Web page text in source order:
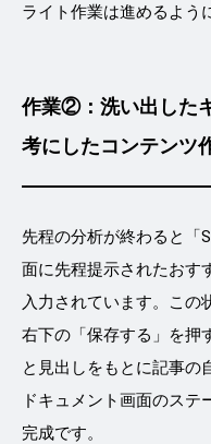
ライト作業は進めるよう
作業②：洗い出した
考にしたコンテンツ
先程の分析が終わると
面に先程提示されたおす
入力されています。この
右下の「保存する」を押
と見出しをもとに記事の
ドキュメント画面のス
完成です。